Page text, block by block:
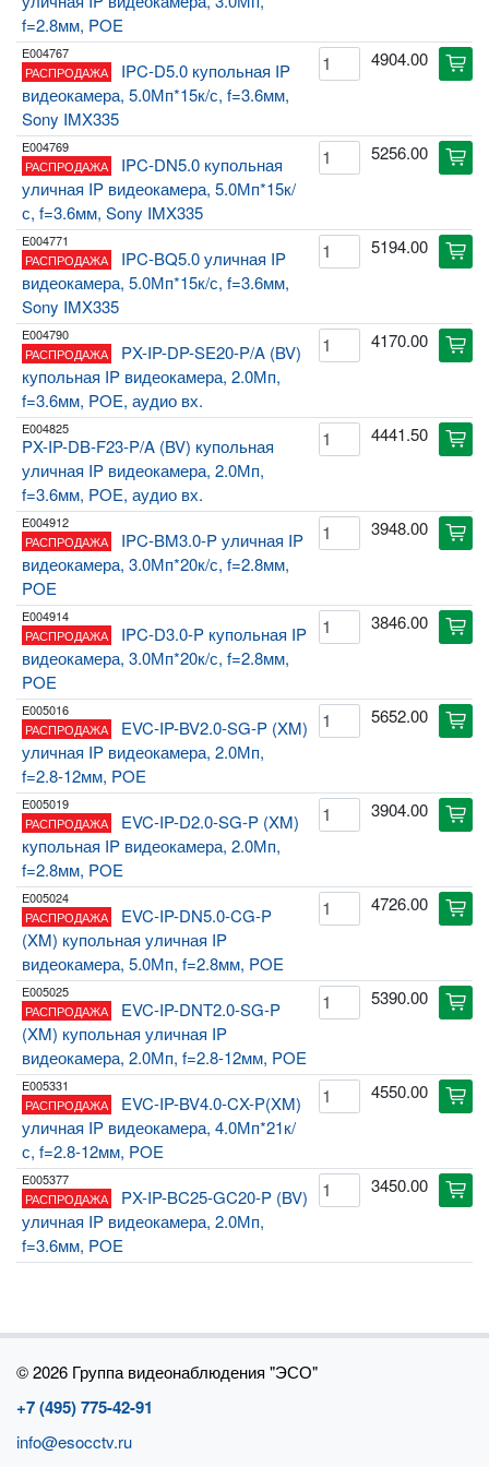
f=2.8мм, POE
E004767
РАСПРОДАЖА
IPC-D5.0 купольная IP
видеокамера, 5.0Мп*15к/с, f=3.6мм,
Sony IMX335
4904.00 cart
E004769
РАСПРОДАЖА
IPC-DN5.0 купольная
уличная IP видеокамера, 5.0Мп*15к/
с, f=3.6мм, Sony IMX335
5256.00 cart
E004771
РАСПРОДАЖА
IPC-BQ5.0 уличная IP
видеокамера, 5.0Мп*15к/с, f=3.6мм,
Sony IMX335
5194.00 cart
E004790
РАСПРОДАЖА
PX-IP-DP-SE20-P/A (BV)
купольная IP видеокамера, 2.0Мп,
f=3.6мм, POE, аудио вх.
4170.00 cart
E004825
PX-IP-DB-F23-P/A (BV) купольная
уличная IP видеокамера, 2.0Мп,
f=3.6мм, POE, аудио вх.
4441.50 cart
E004912
РАСПРОДАЖА
IPC-BM3.0-P уличная IP
видеокамера, 3.0Мп*20к/с, f=2.8мм,
POE
3948.00 cart
E004914
РАСПРОДАЖА
IPC-D3.0-P купольная IP
видеокамера, 3.0Мп*20к/с, f=2.8мм,
POE
3846.00 cart
E005016
РАСПРОДАЖА
EVC-IP-BV2.0-SG-P (XM)
уличная IP видеокамера, 2.0Мп,
f=2.8-12мм, POE
5652.00 cart
E005019
РАСПРОДАЖА
EVC-IP-D2.0-SG-P (XM)
купольная IP видеокамера, 2.0Мп,
f=2.8мм, POE
3904.00 cart
E005024
РАСПРОДАЖА
EVC-IP-DN5.0-CG-P
(XM) купольная уличная IP
видеокамера, 5.0Мп, f=2.8мм, POE
4726.00 cart
E005025
РАСПРОДАЖА
EVC-IP-DNT2.0-SG-P
(XM) купольная уличная IP
видеокамера, 2.0Мп, f=2.8-12мм, POE
5390.00 cart
E005331
РАСПРОДАЖА
EVC-IP-BV4.0-CX-P(XM)
уличная IP видеокамера, 4.0Мп*21к/
с, f=2.8-12мм, POE
4550.00 cart
E005377
РАСПРОДАЖА
PX-IP-BC25-GC20-P (BV)
уличная IP видеокамера, 2.0Мп,
f=3.6мм, POE
3450.00 cart
©2026 Группа видеонаблюдения "ЭСО"
+7 (495) 775-42-91
info@esocctv.ru